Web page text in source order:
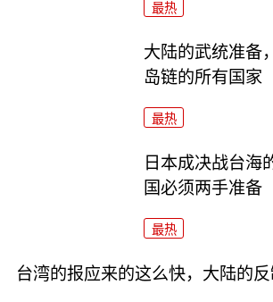
最热
大陆的武统准备
岛链的所有国家
最热
日本成决战台海
国必须两手准备
最热
台湾的报应来的这么快，大陆的